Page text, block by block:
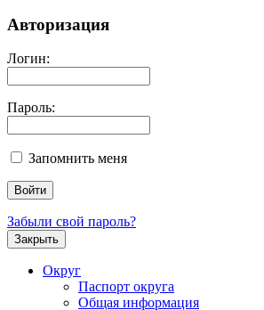
Авторизация
Логин:
Пароль:
Запомнить меня
Забыли свой пароль?
Закрыть
Округ
Паспорт округа
Общая информация